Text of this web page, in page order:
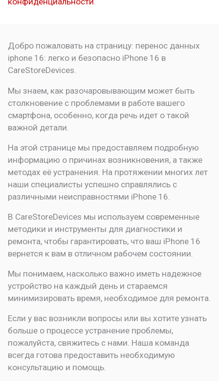
Добро пожаловать на страницу: перенос данных
iphone 16: легко и безопасно iPhone 16 в
CareStoreDevices.
Мы знаем, как разочаровывающим может быть
столкновение с проблемами в работе вашего
смартфона, особенно, когда речь идет о такой
важной детали.
На этой странице мы предоставляем подробную
информацию о причинах возникновения, а также
методах её устранения. На протяжении многих лет
наши специалисты успешно справлялись с
различными неисправностями iPhone 16.
В CareStoreDevices мы используем современные
методики и инструменты для диагностики и
ремонта, чтобы гарантировать, что ваш iPhone 16
вернется к вам в отличном рабочем состоянии.
Мы понимаем, насколько важно иметь надежное
устройство на каждый день и стараемся
минимизировать время, необходимое для ремонта.
Если у вас возникли вопросы или вы хотите узнать
больше о процессе устранение проблемы,
пожалуйста, свяжитесь с нами. Наша команда
всегда готова предоставить необходимую
консультацию и помощь.